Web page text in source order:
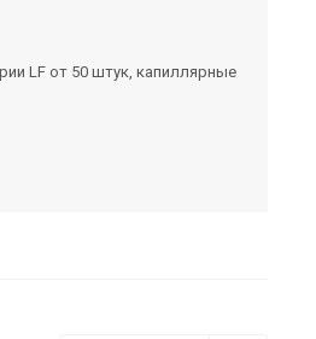
LF от 50 штук, капиллярные